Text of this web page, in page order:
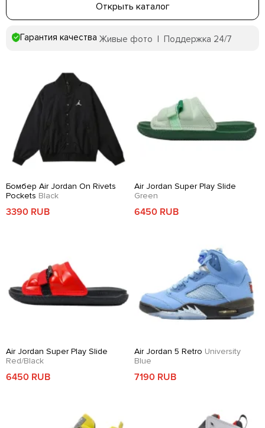
Открыть каталог
Гарантия качества Живые фото | Поддержка 24/7
Бомбер Air Jordan On Rivets
Pockets Black
3390 RUB
Air Jordan Super Play Slide
Green
6450 RUB
Air Jordan Super Play Slide
Red/Black
6450 RUB
Air Jordan 5 Retro University
Blue
7190 RUB